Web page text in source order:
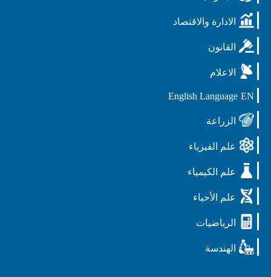
الادارة والاقتصاد
القانون
الاعلام
EN
English Language
الزراعة
علم الفيزياء
علم الكيمياء
علم الأحياء
الرياضيات
الهندسة